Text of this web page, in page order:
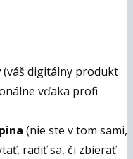
(váš digitálny produkt
vďaka profi
(nie ste v tom sami,
radiť sa, či zbierať